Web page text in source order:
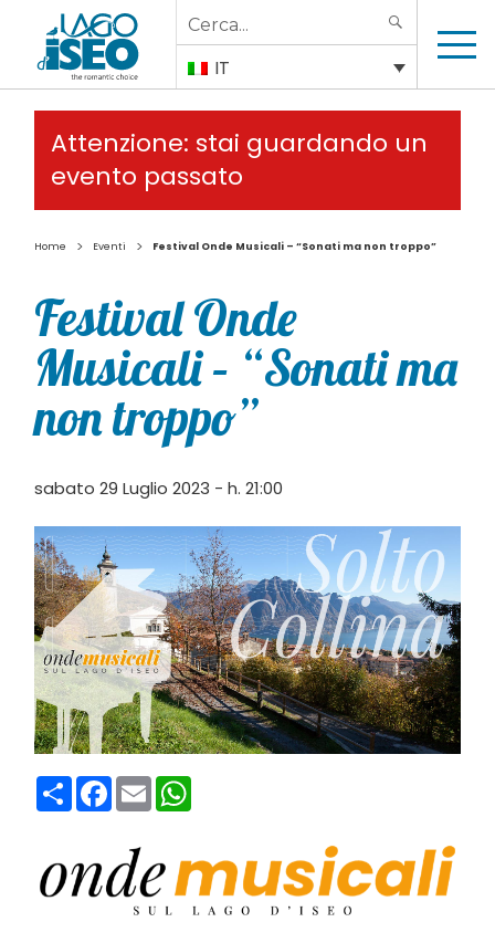
Search
for:
IT
Attenzione: stai guardando un
evento passato
Home > Eventi > Festival Onde Musicali – “Sonati ma non troppo”
Festival Onde
Musicali – “Sonati ma
non troppo”
sabato 29 Luglio 2023 - h. 21:00
CondividiFacebook
Email